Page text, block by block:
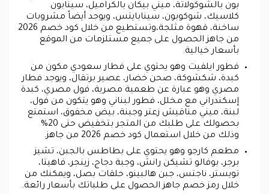
بون بالشوكولاتة، ميني بيكان بالكراميل، سينابون
كلاسيك، شوكوبون، سينابايتس، ويوجد أيضاً مشروبات
ساخنة، قهوة مثلجة،وتستطيع من خلال كود خصم 2026
من جاهز الحصول على جميع مستلزمات من الموقع
بأسعار خيالية.
فطور ايلفيت وهو يحتوي على فطار سعودي مكون من
كبدة، شكشوكة، صحن خضار، عصير برتقال، ويوجد فطار
مصري وهو عبارة عن طعمية مصرية، فول مصري، كبدة
إسكندراني مع مخلل، فطور لبناني وهو يتكون من فول،
لبنة، ميني مناقيش زعتر وجبنة، بيض مخفوق، استمتع
بحصولك على طلبك من المتجر بتخفيض حتى 20%
وذلك من خلال استعمال كود خصم 2026 من جاهز.
مطعم كارجو وهو يحتوي على بطاطس بالجبن، تشيز
برجر، بوفالو تشيكن رانش، وجبة دجاج، زينجر، فاهيتا،
تويستر، ناجتس، جبن هالبينو، حلقات بصل، ويمكنك من
خلال رمز خصم جاهز الحصول على طلباتك بأسعار رائعة.